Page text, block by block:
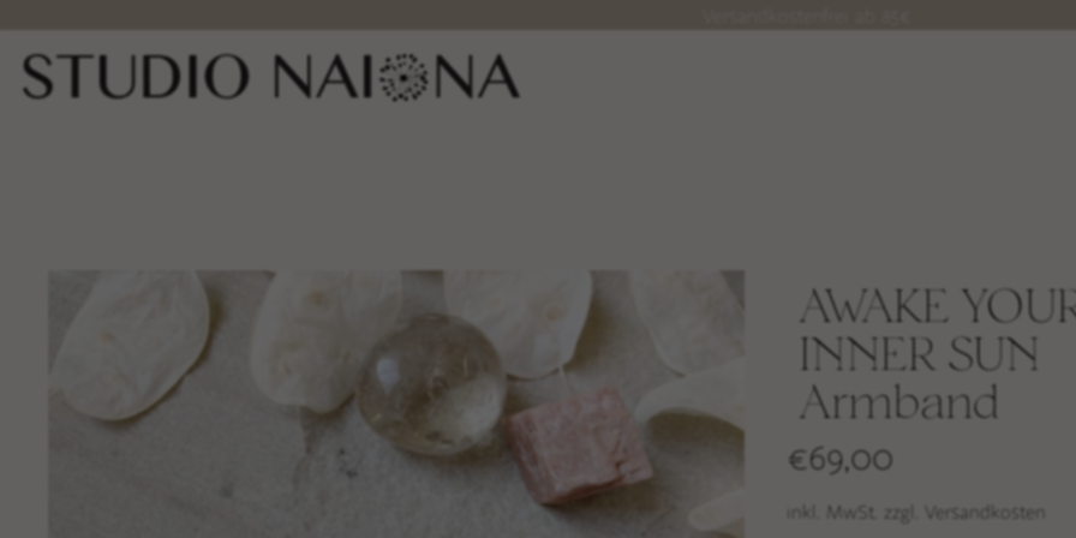
AWAKE
INNER SUN
Armband
€69,00
inkl. MwSt. zzgl. Versandkosten